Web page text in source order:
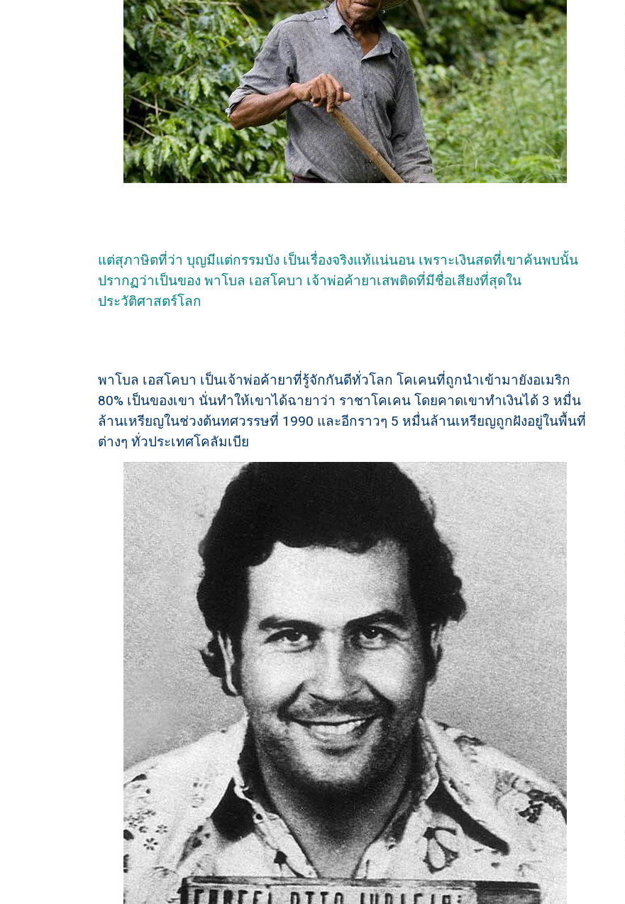
แต่สุภาษิตที่ว่า บุญมีแต่กรรมบัง เป็นเรื่องจริงแท้แน่นอน เพราะเงินสดที่เขาค้นพบนั้น
ปรากฏว่าเป็นของ พาโบล เอสโคบา เจ้าพ่อค้ายาเสพติดที่มีชื่อเสียงที่สุดใน
ประวัติศาสตร์โลก
พาโบล เอสโคบา เป็นเจ้าพ่อค้ายาที่รู้จักกันดีทั่วโลก โคเคนที่ถูกนำเข้ามายังอเมริก
80% เป็นของเขา นั่นทำให้เขาได้ฉายาว่า ราชาโคเคน โดยคาดเขาทำเงินได้ 3 หมื่น
ล้านเหรียญในช่วงต้นทศวรรษที่ 1990 และอีกราวๆ 5 หมื่นล้านเหรียญถูกฝังอยู่ในพื้นที่
ต่างๆ ทั่วประเทศโคลัมเบีย